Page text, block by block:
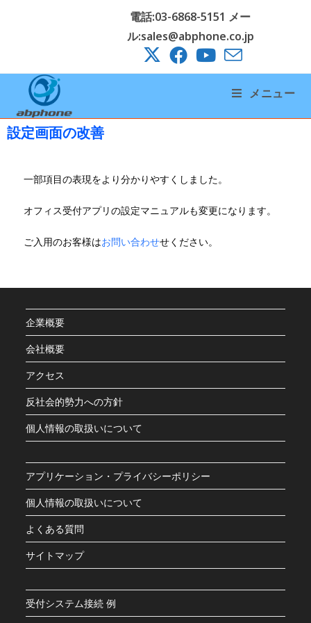
電話:03-6868-5151 メー
ル:sales@abphone.co.jp
メニュー
設定画面の改善
一部項目の表現をより分かりやすくしました。
オフィス受付アプリの設定マニュアルも変更になります。
ご入用のお客様はお問い合わせせください。
企業概要
会社概要
アクセス
反社会的勢力への方針
個人情報の取扱いについて
アプリケーション・プライバシーポリシー
個人情報の取扱いについて
よくある質問
サイトマップ
受付システム接続 例